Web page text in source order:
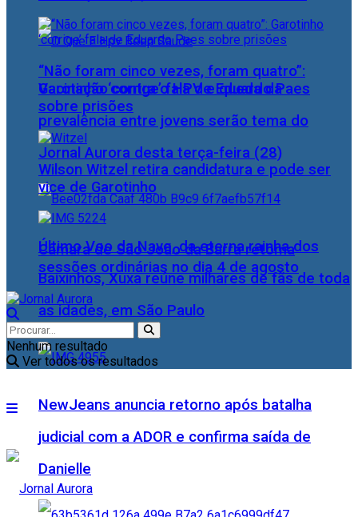
Vacinação contra o HPV e queda da
prevalência entre jovens serão tema do
Jornal Aurora desta terça-feira (28)
Último Voo da Nave, da eterna rainha dos
Baixinhos, Xuxa reúne milhares de fãs de toda
as idades, em São Paulo
NewJeans anuncia retorno após batalha
judicial com a ADOR e confirma saída de
Danielle
“Não foram cinco vezes, foram quatro”:
Garotinho ‘corrige’ fala de Eduardo Paes
sobre prisões
Wilson Witzel retira candidatura e pode ser
vice de Garotinho
Câmara de São João da Barra retoma
sessões ordinárias no dia 4 de agosto
Nenhum resultado
Ver todos os resultados